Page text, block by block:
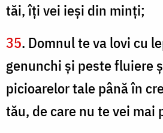
tăi, îţi vei ieşi din minţi;
35. Domnul te va lovi cu
genunchi şi peste fluiere
picioarelor tale până în
tău, de care nu te vei mai